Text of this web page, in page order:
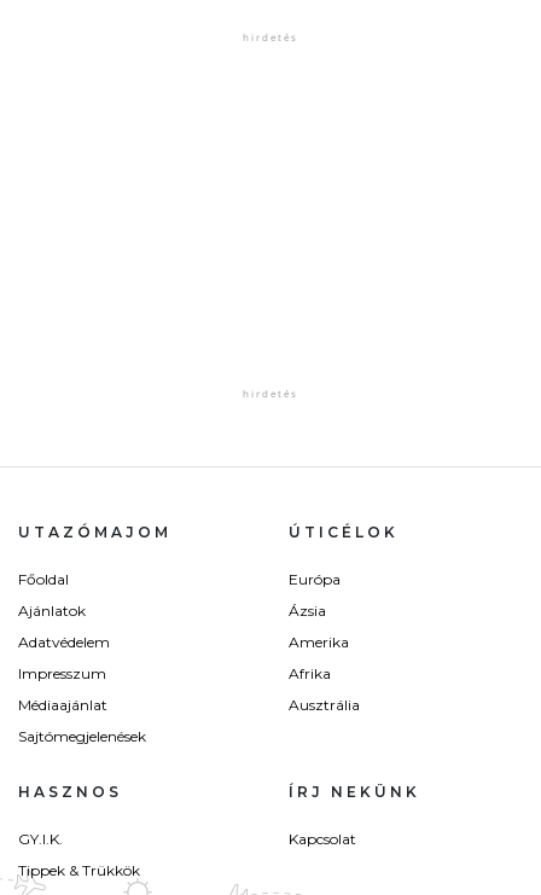
UTAZÓMAJOM
Főoldal
Ajánlatok
Adatvédelem
Impresszum
Médiaajánlat
Sajtómegjelenések
ÚTICÉLOK
Európa
Ázsia
Amerika
Afrika
Ausztrália
HASZNOS
GY.I.K.
Tippek & Trükkök
ÍRJ NEKÜNK
Kapcsolat